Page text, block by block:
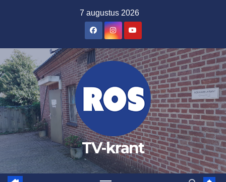
inhoud
7 augustus 2026
TV-krant